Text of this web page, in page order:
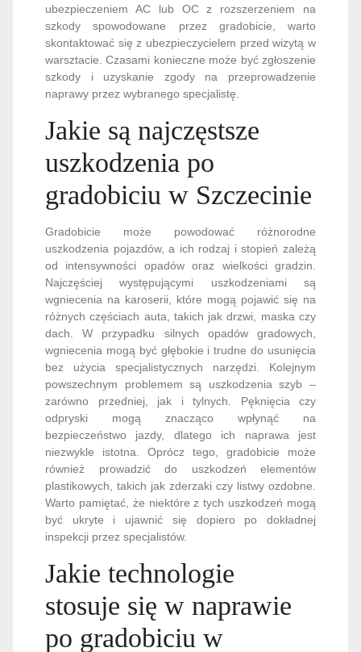
ubezpieczeniem AC lub OC z rozszerzeniem na
szkody spowodowane przez gradobicie, warto
skontaktować się z ubezpieczycielem przed wizytą w
warsztacie. Czasami konieczne może być zgłoszenie
szkody i uzyskanie zgody na przeprowadzenie
naprawy przez wybranego specjalistę.
Jakie są najczęstsze
uszkodzenia po
gradobiciu w Szczecinie
Gradobicie może powodować różnorodne
uszkodzenia pojazdów, a ich rodzaj i stopień zależą
od intensywności opadów oraz wielkości gradzin.
Najczęściej występującymi uszkodzeniami są
wgniecenia na karoserii, które mogą pojawić się na
różnych częściach auta, takich jak drzwi, maska czy
dach. W przypadku silnych opadów gradowych,
wgniecenia mogą być głębokie i trudne do usunięcia
bez użycia specjalistycznych narzędzi. Kolejnym
powszechnym problemem są uszkodzenia szyb –
zarówno przedniej, jak i tylnych. Pęknięcia czy
odpryski mogą znacząco wpłynąć na
bezpieczeństwo jazdy, dlatego ich naprawa jest
niezwykle istotna. Oprócz tego, gradobicie może
również prowadzić do uszkodzeń elementów
plastikowych, takich jak zderzaki czy listwy ozdobne.
Warto pamiętać, że niektóre z tych uszkodzeń mogą
być ukryte i ujawnić się dopiero po dokładnej
inspekcji przez specjalistów.
Jakie technologie
stosuje się w naprawie
po gradobiciu w